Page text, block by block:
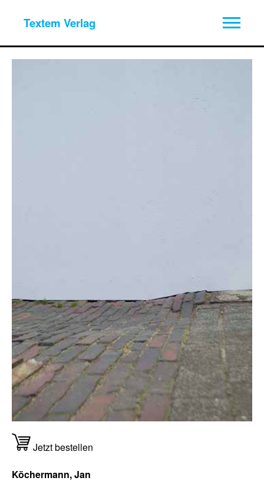
Textem Verlag
Jetzt bestellen
Köchermann, Jan